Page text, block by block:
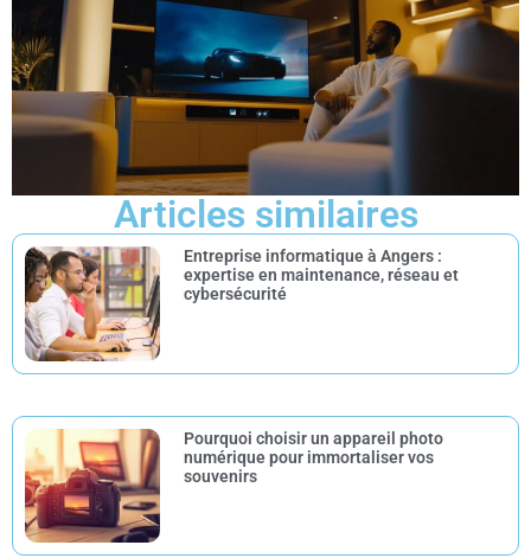
Articles similaires
Entreprise informatique à Angers :
expertise en maintenance, réseau et
cybersécurité
Pourquoi choisir un appareil photo
numérique pour immortaliser vos
souvenirs